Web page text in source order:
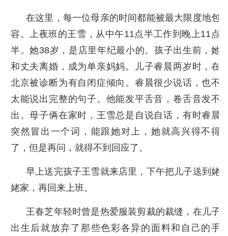
在这里，每一位母亲的时间都能被最大限度地包
容。上夜班的王雪，从中午11点半工作到晚上11点
半。她38岁，是店里年纪最小的。孩子出生前，她
和丈夫离婚，成为单亲妈妈。儿子睿晨两岁时，在
北京被诊断为有自闭症倾向。睿晨很少说话，也不
太能说出完整的句子。他能发平舌音，卷舌音发不
出。母子俩在家时，王雪总是自说自话，有时睿晨
突然冒出一个词，能跟她对上，她就高兴得不得
了，但是再问，就得不到回应了。
早上送完孩子王雪就来店里，下午把儿子送到姥
姥家，再回来上班。
王春芝年轻时曾是热爱服装剪裁的裁缝，在儿子
出生后就放弃了那些色彩各异的面料和自己的手